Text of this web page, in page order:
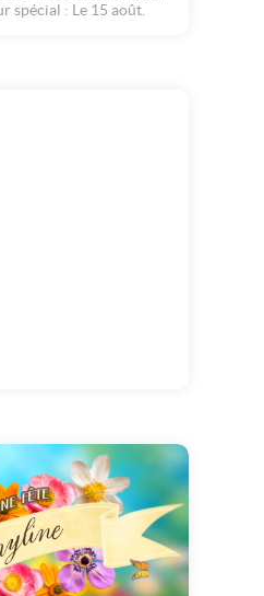
spécial : Le 15 août.